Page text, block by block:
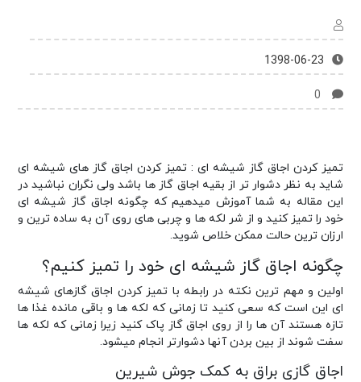
1398-06-23
0
تمیز کردن اجاق گاز شیشه ای : تمیز کردن اجاق گاز های شیشه ای
شاید به نظر دشوار تر از بقیه اجاق گاز ها باشد ولی نگران نباشید در
این مقاله به شما آموزش میدهیم که چگونه اجاق گاز شیشه ای
خود را تمیز کنید و از شر لکه ها و چربی های روی آن به ساده ترین و
ارزان ترین حالت ممکن خلاص شوید.
چگونه اجاق گاز شیشه ای خود را تمیز کنیم؟
اولین و مهم ترین نکته در رابطه با تمیز کردن اجاق گازهای شیشه
ای این است که سعی کنید تا زمانی که لکه ها و باقی مانده غذا ها
تازه هستند آن ها را از روی اجاق گاز پاک کنید زیرا زمانی که لکه ها
سفت شوند از بین بردن آنها دشوارتر انجام میشود.
اجاق گازی براق به کمک جوش شیرین